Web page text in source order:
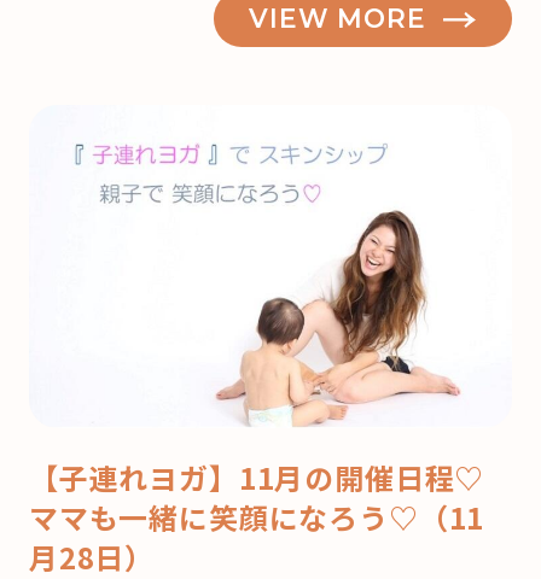
VIEW MORE
【子連れヨガ】11月の開催日程♡
ママも一緒に笑顔になろう♡（11
月28日）